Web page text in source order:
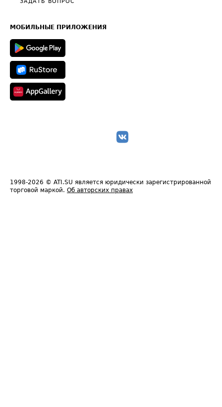
Общие положения
Техническая информация
МОБИЛЬНЫЕ ПРИЛОЖЕНИЯ
1998-2026 © ATI.SU является юридически зарегистрированной
торговой маркой. Об авторских правах